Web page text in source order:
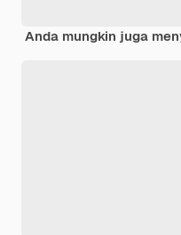
Anda mungkin juga